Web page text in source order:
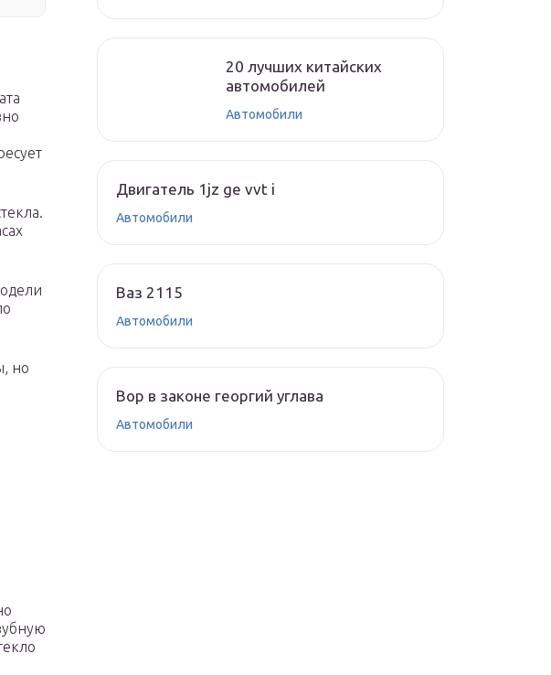
но
20 лучших китайских
автомобилей
Автомобили
Двигатель 1jz ge vvt i
Автомобили
Ваз 2115
Автомобили
Вор в законе георгий углава
Автомобили